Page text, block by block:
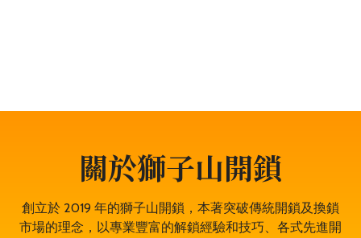
關於獅子山開鎖
創立於 2019 年的獅子山開鎖，本著突破傳統開鎖及換鎖
市場的理念，以專業豐富的解鎖經驗和技巧、各式先進開